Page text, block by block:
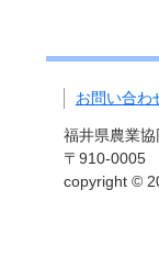
お問い合わ
福井県農業
〒910-0005
copyright ©